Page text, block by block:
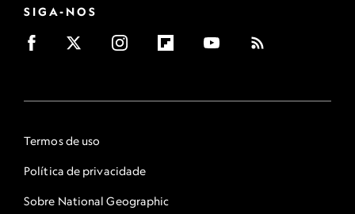
SIGA-NOS
Termos de uso
Política de privacidade
Sobre National Geographic